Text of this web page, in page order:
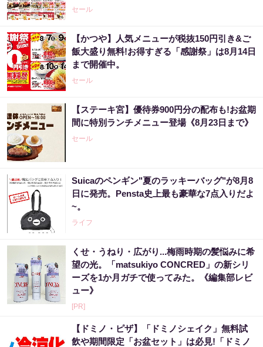
セール
【かつや】人気メニューが税抜150円引き&ご
飯大盛り無料!お得すぎる「感謝祭」は8月14日
まで開催中。
セール
【ステーキ宮】優待券900円分の配布も!お盆期
間に特別ランチメニュー登場《8月23日まで》
セール
Suicaのペンギン"夏のラッキーバッグ"が8月8
日に発売。Pensta史上最も豪華な7点入りだよ
~。
ライフ
くせ・うねり・広がり...梅雨時期の髪悩みに希
望の光。「matsukiyo CONCRED」の新シリ
ーズを1か月ガチで使ってみた。《編集部レビ
ュー》
[PR]
【ドミノ・ピザ】「ドミノシェイク」無料試
飲や期間限定「お盆セット」は必見!「ドミノ